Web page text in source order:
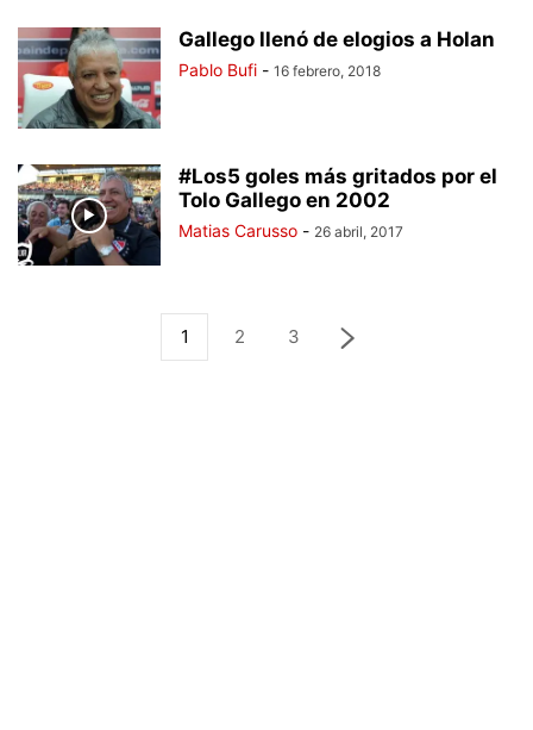
Gallego llenó de elogios a Holan
Pablo Bufi - 16 febrero, 2018
#Los5 goles más gritados por el
Tolo Gallego en 2002
Matias Carusso - 26 abril, 2017
1 2 3